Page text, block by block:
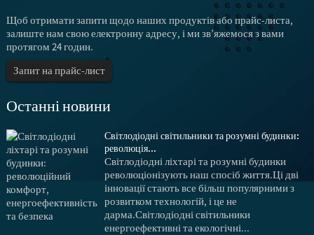
Щоб отримати запити щодо наших продуктів або прайс-листа,
залиште нам свою електронну адресу, і ми зв’яжемося з вами
протягом 24 годин.
Запит на прайс-лист
Останні новини
Світлодіодні світильники та розумні будинки:
революція...
Світлодіодні ліхтарі та розумні будинки
революціонізують наш спосіб життя.Ці дві
інновації стають все більш популярними з
розвитком технологій, і це не
дарма.Світлодіодні світильники
енергоефективні та екологічні...